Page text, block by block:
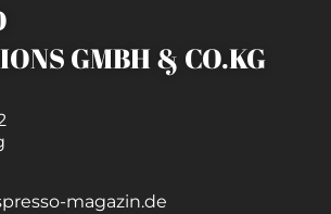
GMBH & CO.KG
magazin.de